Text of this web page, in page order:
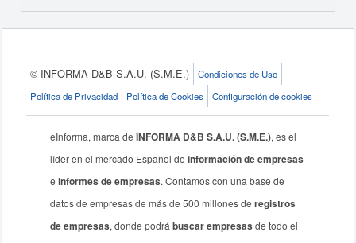
© INFORMA D&B S.A.U. (S.M.E.)
Condiciones de Uso
Política de Privacidad
Política de Cookies Configuración de cookies
eInforma, marca deINFORMA D&B S.A.U. (S.M.E.), es el
líder en el mercado Español deinformación de empresas
einformes de empresas. Contamos con una base de
datos de empresas de más de 500 millones deregistros
de empresas, donde podrábuscar empresas de todo el